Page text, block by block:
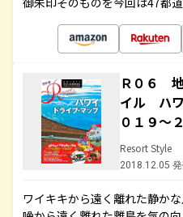
Ｒ０６
イル ハ
０１９～
Resort Style
2018.12.05
ワイキキから遠く離れた静か